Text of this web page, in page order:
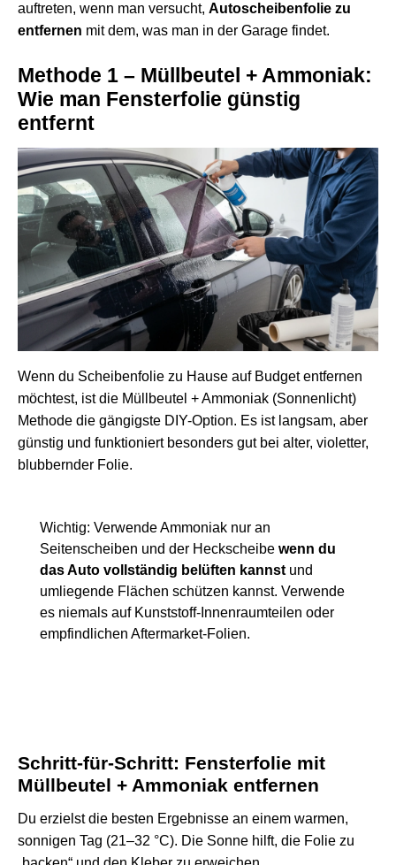
auftreten, wenn man versucht, Autoscheibenfolie zu
entfernen mit dem, was man in der Garage findet.
Methode 1 – Müllbeutel + Ammoniak:
Wie man Fensterfolie günstig
entfernt
Wenn du Scheibenfolie zu Hause auf Budget entfernen
möchtest, ist die Müllbeutel + Ammoniak (Sonnenlicht)
Methode die gängigste DIY-Option. Es ist langsam, aber
günstig und funktioniert besonders gut bei alter, violetter,
blubbernder Folie.
Wichtig: Verwende Ammoniak nur an
Seitenscheiben und der Heckscheibe wenn du
das Auto vollständig belüften kannst und
umliegende Flächen schützen kannst. Verwende
es niemals auf Kunststoff-Innenraumteilen oder
empfindlichen Aftermarket-Folien.
Schritt-für-Schritt: Fensterfolie mit
Müllbeutel + Ammoniak entfernen
Du erzielst die besten Ergebnisse an einem warmen,
sonnigen Tag (21–32 °C). Die Sonne hilft, die Folie zu